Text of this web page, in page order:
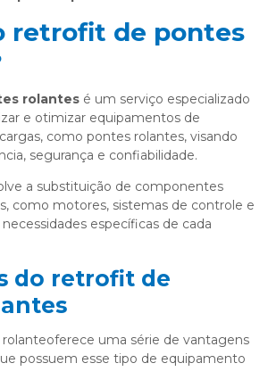
retrofit de pontes
rolantes é um serviço especializado
e otimizar equipamentos de
como pontes rolantes, visando
segurança e confiabilidade.
a substituição de componentes
como motores, sistemas de controle e
específicas de cada
do retrofit de
uma série de vantagens
possuem esse tipo de equipamento